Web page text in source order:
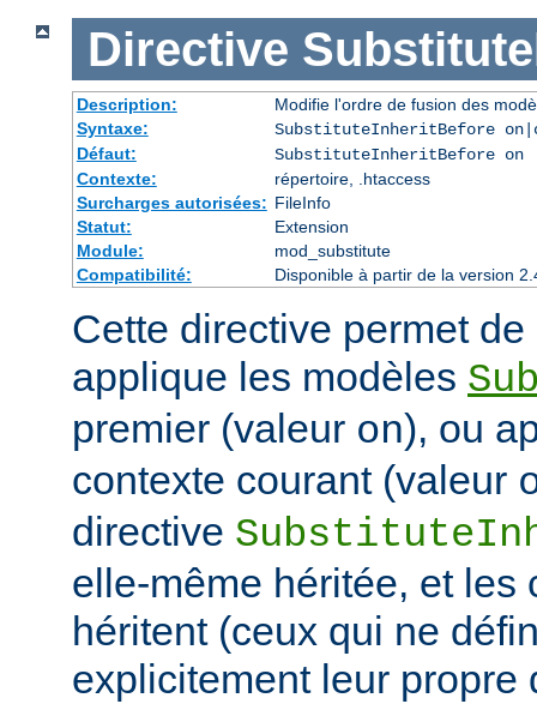
Directive
Description:
Modifie l'ordre de fusion des
Syntaxe:
SubstituteInheritBefore
Défaut:
SubstituteInheritBefore on
Contexte:
répertoire, .htaccess
Surcharges autorisées: FileInfo
Statut:
Extension
Module:
mod_substitute
Compatibilité:
Disponible à partir de la version
Cette directive permet
applique les modèles
premier (valeur on), ou
contexte courant (valeur
directive
elle-même héritée, et les
héritent (ceux qui ne
explicitement leur propre